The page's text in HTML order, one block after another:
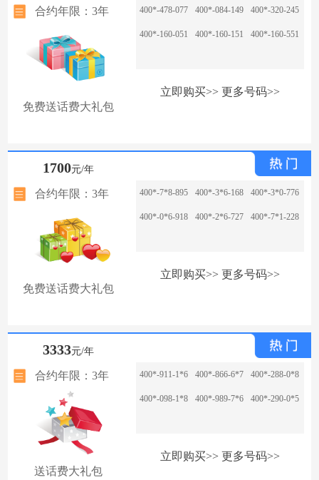
合约年限：3年
免费送话费大礼包
400*-478-077 400*-084-149 400*-320-245
400*-160-051 400*-160-151 400*-160-551
立即购买>> 更多号码>>
1700元/年
合约年限：3年
免费送话费大礼包
400*-7*8-895 400*-3*6-168 400*-3*0-776
400*-0*6-918 400*-2*6-727 400*-7*1-228
立即购买>> 更多号码>>
3333元/年
合约年限：3年
送话费大礼包
400*-911-1*6 400*-866-6*7 400*-288-0*8
400*-098-1*8 400*-989-7*6 400*-290-0*5
立即购买>> 更多号码>>